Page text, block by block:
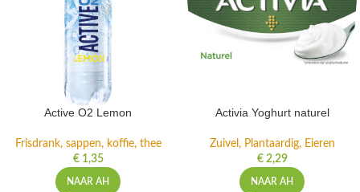
Active O2 Lemon
Frisdrank, sappen, koffie, thee
€1,35
NAAR AH
Activia Yoghurt naturel
Zuivel, Plantaardig, Eieren
€2,29
NAAR AH